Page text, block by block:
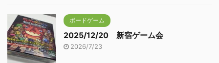
ボードゲーム
2025/12/20 新宿ゲーム会
2026/7/23